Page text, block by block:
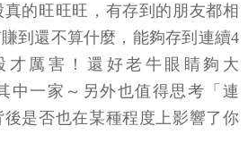
的旺旺旺，有存到的朋友都相
到還不算什麼，能夠存到連續4
才厲害！還好老牛眼睛夠大
中一家～另外也值得思考「連
是否也在某種程度上影響了你